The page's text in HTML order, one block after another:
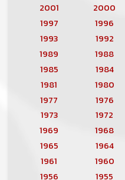
2001
2000
1997
1996
1993
1992
1989
1988
1985
1984
1981
1980
1977
1976
1973
1972
1969
1968
1965
1964
1961
1960
1956
1955